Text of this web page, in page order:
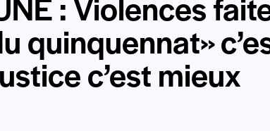
quinquennat»
c’est mieux